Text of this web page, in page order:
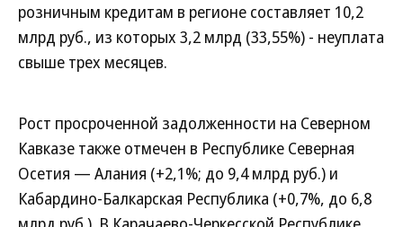
розничным кредитам в регионе составляет 10,2
млрд руб., из которых 3,2 млрд (33,55%) - неуплата
свыше трех месяцев.
Рост просроченной задолженности на Северном
Кавказе также отмечен в Республике Северная
Осетия — Алания (+2,1%; до 9,4 млрд руб.) и
Кабардино-Балкарская Республика (+0,7%, до 6,8